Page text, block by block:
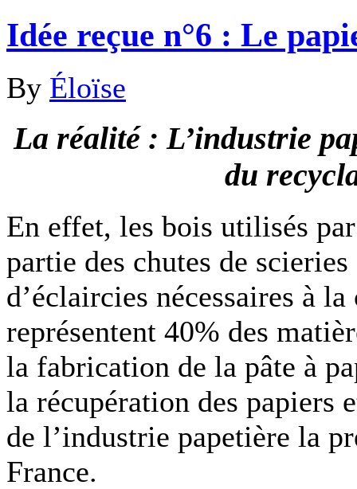
Idée reçue n°6 : Le
By Éloïse
La réalité : L’industrie
du
En effet, les bois utilisés
partie des chutes de
d’éclaircies nécessaires à
représentent 40% des
la fabrication de la pâte à
la récupération des papiers
de l’industrie papetière la
France.